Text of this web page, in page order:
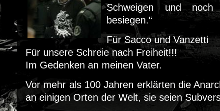
Schweigen und
besiegen.“
Für Sacco und Vanzetti
Für unsere Schreie nach Freiheit!!!
Im Gedenken an meinen Vater.
Vor mehr als 100 Jahren erklärten die
an einigen Orten der Welt, sie seien